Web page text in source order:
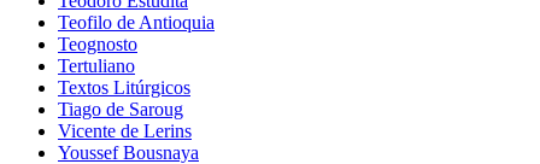
Teofilo de Antioquia
Teognosto
Tertuliano
Textos Litúrgicos
Tiago de Saroug
Vicente de Lerins
Youssef Bousnaya